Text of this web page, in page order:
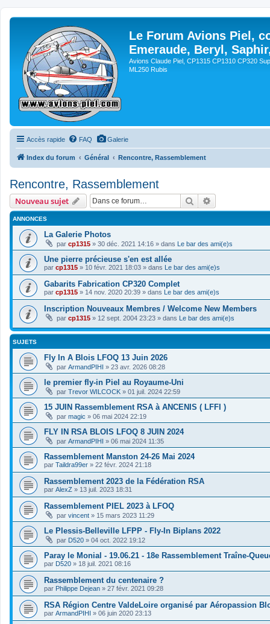
Le Forum Avions Piel,
Emeraude, Beryl,
Avions Claude Piel, CP1315 CP1310 CP320
ML250 Rubis
Accès rapide FAQ Galerie
Index du forum Général Rencontre, Rassemblement
Rencontre, Rassemblement
Nouveau sujet Rechercher
ANNONCES
La Galerie Photos
par cp1315 » 30 déc. 2021 14:16 » dans Le bar des ami(e)s
Une pierre précieuse s'en est allée
par cp1315 » 10 févr. 2021 18:03 » dans Le bar des ami(e)s
Gabarits Fabrication CP320 Complet
par cp1315 » 14 nov. 2020 20:39 » dans Le bar des ami(e)s
Inscription Nouveaux Membres / Welcome New Members
par cp1315 » 12 sept. 2004 23:23 » dans Le bar des ami(e)s
SUJETS
Fly In A Blois LFOQ 13 Juin 2026
par ArmandPIHI » 23 avr. 2026 08:28
le premier fly-in Piel au Royaume-Uni
par Trevor WILCOCK » 01 juil. 2024 22:59
15 JUIN Rassemblement RSA à ANCENIS ( LFFI )
par magic » 06 mai 2024 22:19
FLY IN RSA BLOIS LFOQ 8 JUIN 2024
par ArmandPIHI » 06 mai 2024 11:35
Rassemblement Manston 24-26 Mai 2024
par Taildra99er » 22 févr. 2024 21:18
Rassemblement 2023 de la Fédération RSA
par AlexZ » 13 juil. 2023 18:31
Rassemblement PIEL 2023 à LFOQ
par vincent » 15 mars 2023 11:29
Le Plessis-Belleville LFPP - Fly-In Biplans 2022
par D520 » 04 oct. 2022 19:12
Paray le Monial - 19.06.21 - 18e Rassemblement Traîne-
par D520 » 18 juil. 2021 08:16
Rassemblement du centenaire ?
par Philippe Dejean » 27 févr. 2021 09:28
RSA Région Centre ValdeLoire organisé par Aéropassion
par ArmandPIHI » 06 juin 2020 23:13